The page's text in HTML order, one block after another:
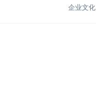
企业文化